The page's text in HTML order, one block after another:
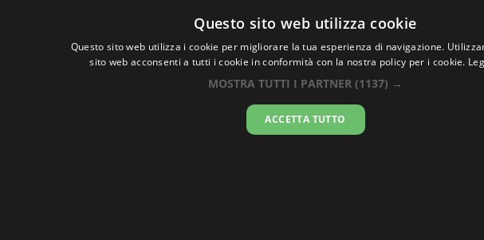
Oraesatta.co
Shoughlaige-
Questo sito web utilizza cookie
Questo sito web utilizza i cookie per migliorare la tua esperienza di navigazione.
sito web acconsenti a tutti i cookie in conformità con la nostra policy per i cookie.
MOSTRA TUTTI I PARTNER (1137) →
ACCETTA TUTTO